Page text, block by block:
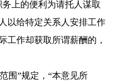
上的便利为请托人谋取
以给特定关系人安排工作
工作却获取所谓薪酬的，
围”规定，“本意见所